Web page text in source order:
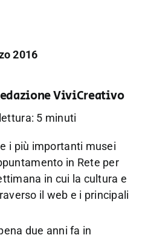
2016
ViviCreativo
5 minuti
i più importanti musei
in Rete per
in cui la cultura e
il web e i principali
due anni fa in